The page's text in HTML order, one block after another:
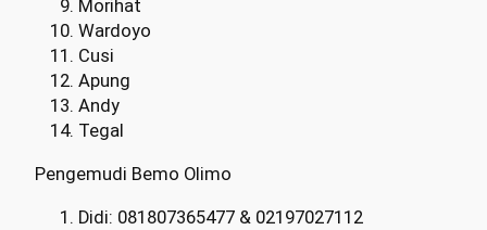
Morihat
Wardoyo
Cusi
Apung
Andy
Tegal
Pengemudi Bemo Olimo
Didi: 081807365477 & 02197027112